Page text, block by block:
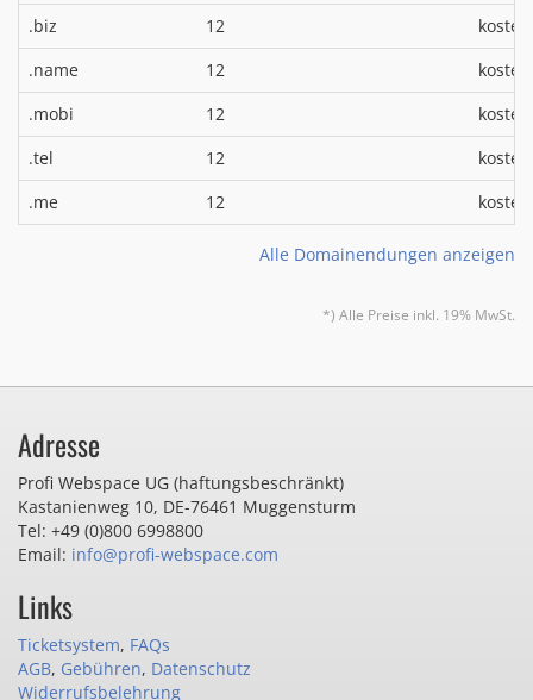
.biz 12
.name
12
.mobi
12
.tel
12
.me
12
Alle Domainendungen anzeigen
*) Alle Preise inkl. 19% MwSt.
Adresse
Profi Webspace UG (haftungsbeschränkt)
Kastanienweg 10, DE-76461 Muggensturm
Tel: +49 (0)800 6998800
Email: info@profi-webspace.com
Links
Ticketsystem, FAQs
AGB, Gebühren, Datenschutz
Widerrufsbelehrung